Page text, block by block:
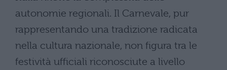
autonomie regionali. Il Carnevale, pur
rappresentando una tradizione radicata
nella cultura nazionale, non figura tra le
festività ufficiali riconosciute a livello